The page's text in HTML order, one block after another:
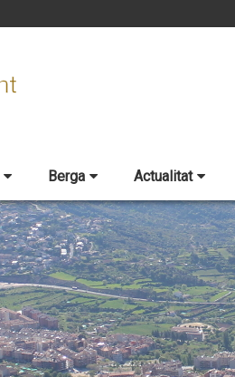
Berga Actualitat